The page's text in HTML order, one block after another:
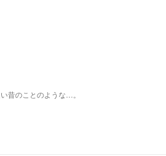
昔のことのような…。